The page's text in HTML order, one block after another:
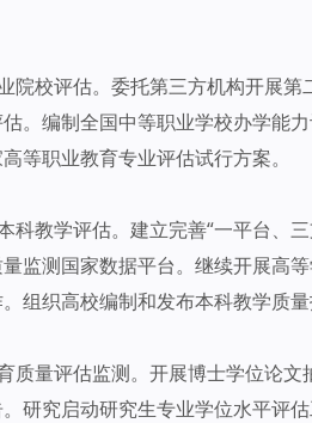
院校评估。委托第三方机构开展
。编制全国中等职业学校办学能
等职业教育专业评估试行方案。
科教学评估。建立完善“一平台、
监测国家数据平台。继续开展高
组织高校编制和发布本科教学质
质量评估监测。开展博士学位论
研究启动研究生专业学位水平评